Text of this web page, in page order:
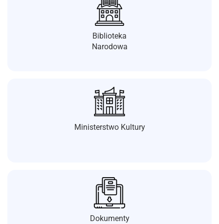
Biblioteka
Narodowa
Ministerstwo Kultury
Dokumenty